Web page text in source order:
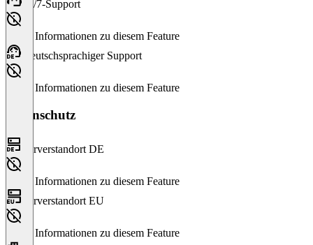
24/7-Support
Keine Informationen zu diesem Feature
Deutschsprachiger Support
Keine Informationen zu diesem Feature
Datenschutz
Serverstandort DE
Keine Informationen zu diesem Feature
Serverstandort EU
Keine Informationen zu diesem Feature